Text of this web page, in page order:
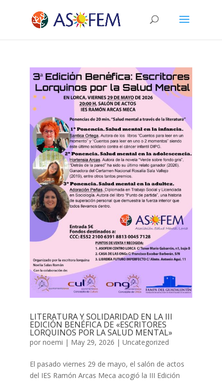
LITERATURA Y SOLIDARIDAD EN LA III
EDICIÓN BENÉFICA DE «ESCRITORES
LORQUINOS POR LA SALUD MENTAL»
por noemi | May 29, 2026 | Uncategorized
El pasado viernes 29 de mayo, el salón de actos
del IES Ramón Arcas Meca acogió la III Edición